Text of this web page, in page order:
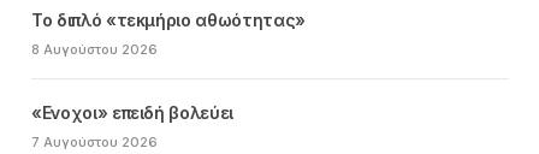
Το διπλό «τεκμήριο αθωότητας»
8 Αυγούστου 2026
«Ενοχοι» επειδή βολεύει
7 Αυγούστου 2026